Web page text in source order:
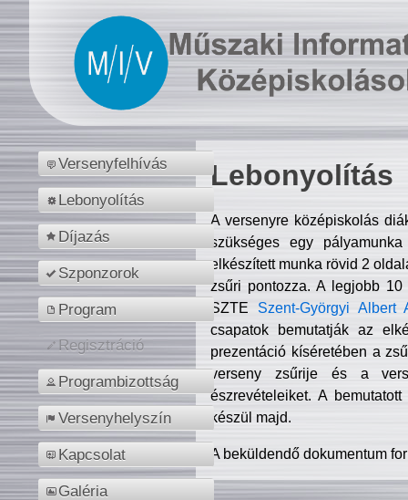
Versenyfelhívás
Lebonyolítás
Díjazás
Szponzorok
Program
Regisztráció
Programbizottság
Versenyhelyszín
Kapcsolat
Galéria
Lebonyolítás
A versenyre középiskolás
szükséges egy
elkészített munka rövid 2
zsűri pontozza. A legjobb
SZTE Szent-Györgyi Albert
csapatok bemutatják az
prezentáció kíséretében a
verseny zsűrije és a
észrevételeiket. A
készül majd.
A beküldendő dokumentum